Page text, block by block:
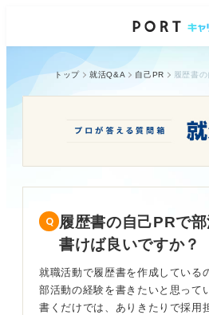
トップ 就活Q&A 自己PR
履歴書の自己PRで
書けば良いですか？
就職活動で履歴書を作成している
部活動の経験を書きたいと思って
書くだけでは、ありきたりで採用